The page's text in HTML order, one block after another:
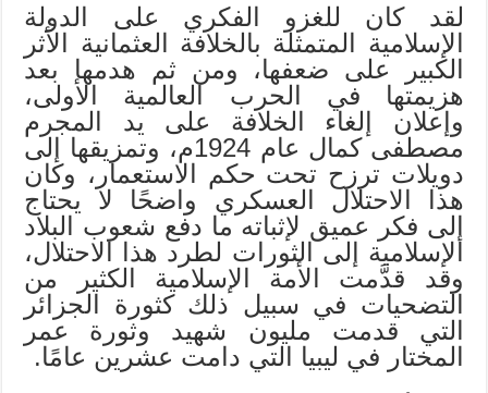
لقد كان للغزو الفكري على الدولة
الإسلامية المتمثلة بالخلافة العثمانية الأثر
الكبير على ضعفها، ومن ثم هدمها بعد
هزيمتها في الحرب العالمية الأولى،
وإعلان إلغاء الخلافة على يد المجرم
مصطفى كمال عام 1924م، وتمزيقها إلى
دويلات ترزح تحت حكم الاستعمار، وكان
هذا الاحتلال العسكري واضحًا لا يحتاج
إلى فكر عميق لإثباته ما دفع شعوب البلاد
الإسلامية إلى الثورات لطرد هذا الاحتلال،
وقد قدَّمت الأمة الإسلامية الكثير من
التضحيات في سبيل ذلك كثورة الجزائر
التي قدمت مليون شهيد وثورة عمر
المختار في ليبيا التي دامت عشرين عامًا.